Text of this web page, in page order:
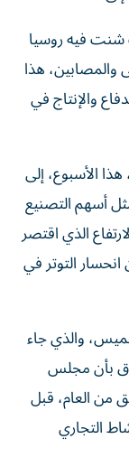
0.8% في وقت شنت فيه روسيا
‌والمصابين، هذا
والإنتاج في
الأسبوع، إلى
أسهم التصنيع
الذي اقتصر
التوتر في
والذي جاء
بأن مجلس
من العام، قبل
التجاري